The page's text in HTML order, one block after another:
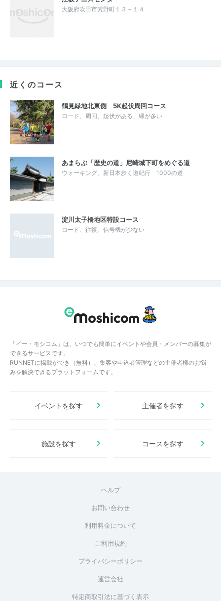
大阪府吹田市芳野町１３－１４
近くのコース
鶴見緑地北東側 5K起伏周回コース
ロード、周回、起伏がある、緑が多い
あまらぶ「歴史の道」尼崎城下町をめぐる道
ウォーキング、新日本歩く道紀行 1000の道
淀川太子橋地区特設コース
ロード、往復、信号機が少ない
「イー・モシコム」は、いつでも簡単にイベントや会員・メンバーの募集が
できるサービスです。
RUNNETに掲載ができ（無料）、集客や申込者管理などの主催者様のお悩
みを解決できるプラットフォームです。
イベントを探す 主催者を探す
施設を探す コースを探す
ヘルプ
お問い合わせ
利用料金について
ご利用規約
プライバシーポリシー
運営会社
特定商取引法に基づく表示